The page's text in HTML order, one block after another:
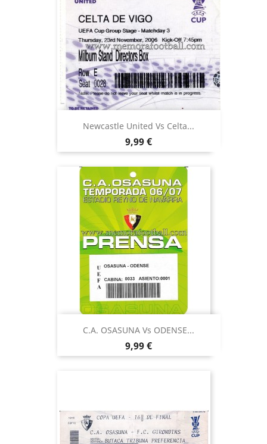
Newcastle United Vs Celta...
Precio
9,99 €
C.A. OSASUNA Vs ODENSE...
Precio
9,99 €